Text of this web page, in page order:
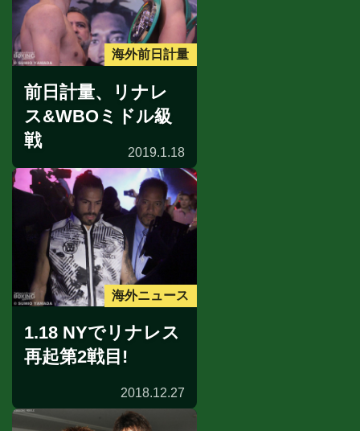
海外前日計量
前日計量、リナレ
ス&WBOミドル級
戦
2019.1.18
海外ニュース
1.18 NYでリナレス
再起第2戦目!
2018.12.27